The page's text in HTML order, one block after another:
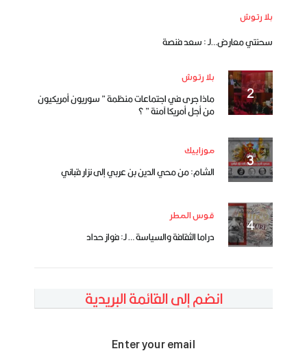
بلا رتوش
سحنتي معارض…لـ : سعد فنصة
بلا رتوش
ماذا جرى في اجتماعات منظمة ” سوريون أمريكيون
من أجل أمريكا آمنة ” ؟
موزاييك
الشام: من محي الدين بن عربي إلى نزار قباني
قوس المطر
دراما الثقافة والسياسة … لـ: فواز حداد
انضم إلى القائمة البريدية